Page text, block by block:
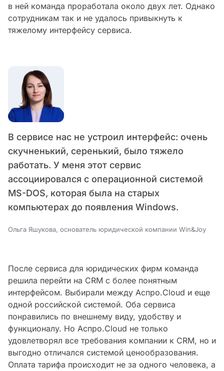
в ней команда проработала около двух лет. Однако
сотрудникам так и не удалось привыкнуть к
тяжелому интерфейсу сервиса.
В сервисе нас не устроил интерфейс: очень
скучненький, серенький, было тяжело
работать. У меня этот сервис
ассоциировался с операционной системой
MS-DOS, которая была на старых
компьютерах до появления Windows.
Ольга Яшукова, основатель юридической компании Win&Joy
После сервиса для юридических фирм команда
решила перейти на CRM с более понятным
интерфейсом. Выбирали между Аспро.Cloud и еще
одной российской системой. Оба сервиса
понравились по внешнему виду, удобству и
функционалу. Но Аспро.Cloud не только
удовлетворял все требования компании к CRM, но и
выгодно отличался системой ценообразования.
Оплата тарифа происходит не за одного человека, а